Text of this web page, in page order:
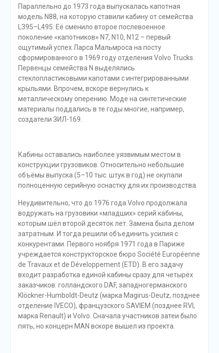
Параллельно до 1973 года выпускалась капотная
модель N88, на которую ставили кабину от семейства
L395–L495. Её сменило второе послевоенное
поколение «капотников» N7, N10, N12 – первый
ощутимый успех Ларса Мальмроса на посту
сформированного в 1969 году отделения Volvo Trucks.
Первенцы семейства N выделялись
стеклопластиковыми капотами с интегрированными
крыльями. Впрочем, вскоре вернулись к
металлическому оперению. Моде на синтетические
материалы поддались в те годы многие, например,
создатели ЗИЛ-169.
Кабины оставались наиболее уязвимым местом в
конструкции грузовиков. Относительно небольшие
объёмы выпуска (5–10 тыс. штук в год) не окупали
полноценную серийную оснастку для их производства.
Неудивительно, что до 1976 года Volvo продолжала
водружать на грузовики «младших» серий кабины,
которым шёл второй десяток лет. Замена была делом
затратным. И тогда решили объединить усилия с
конкурентами. Первого ноября 1971 года в Париже
учреждается конструкторское бюро Société Européenne
de Travaux et de Développement (ETD). В его задачу
входит разработка единой кабины сразу для четырёх
заказчиков: голландского DAF, западногерманского
Klöckner-Humboldt-Deutz (марка Magirus-Deutz, позднее
отделение IVECO), французского SAVIEM (позднее RVI,
марка Renault) и Volvo. Сначала участников затеи было
пять, но концерн MAN вскоре вышел из проекта.